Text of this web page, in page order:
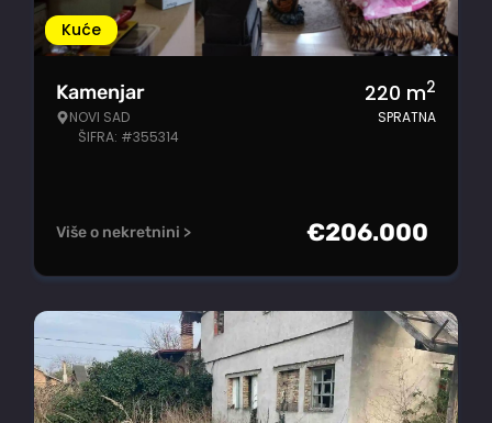
Kuće
Kamenjar
NOVI SAD
ŠIFRA: #355314
220 m2
SPRATNA
Više o nekretnini > €206.000